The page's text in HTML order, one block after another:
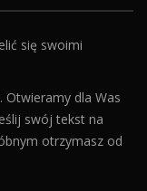
się swoimi
Otwieramy dla Was
swój tekst na
otrzymasz od